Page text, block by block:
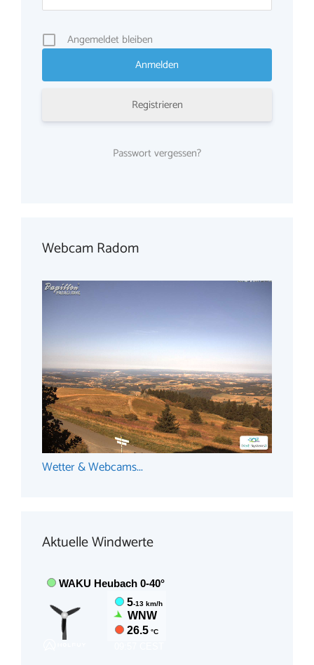
Angemeldet bleiben
Registrieren
Passwort vergessen?
Webcam Radom
Wetter & Webcams...
Aktuelle Windwerte